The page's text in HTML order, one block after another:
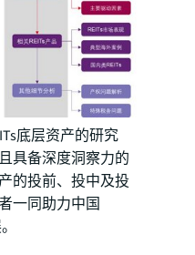
底层资产的研究
具备深度洞察力的
的投前、投中及投
一同助力中国